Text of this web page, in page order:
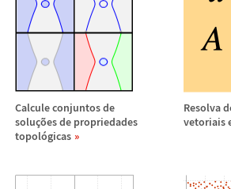
Calcule conjuntos de
soluções de propriedades
topológicas
Resolva
vetoriais